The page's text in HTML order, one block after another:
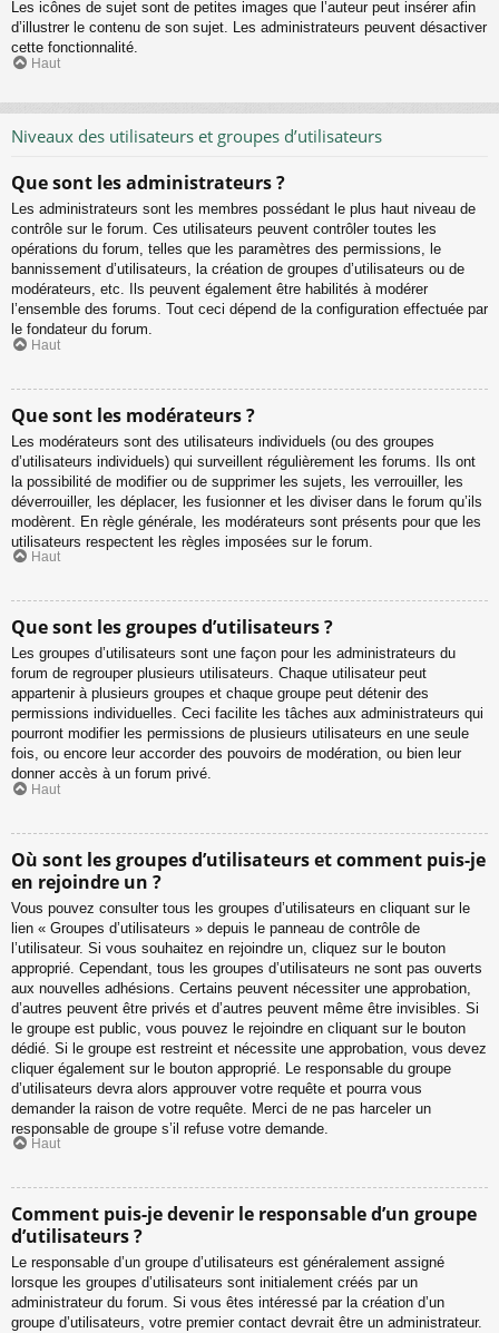
Les icônes de sujet sont de petites images que l’auteur peut insérer afin
d’illustrer le contenu de son sujet. Les administrateurs peuvent désactiver
cette fonctionnalité.
Haut
Niveaux des utilisateurs et groupes d’utilisateurs
Que sont les administrateurs ?
Les administrateurs sont les membres possédant le plus haut niveau de
contrôle sur le forum. Ces utilisateurs peuvent contrôler toutes les
opérations du forum, telles que les paramètres des permissions, le
bannissement d’utilisateurs, la création de groupes d’utilisateurs ou de
modérateurs, etc. Ils peuvent également être habilités à modérer
l’ensemble des forums. Tout ceci dépend de la configuration effectuée par
le fondateur du forum.
Haut
Que sont les modérateurs ?
Les modérateurs sont des utilisateurs individuels (ou des groupes
d’utilisateurs individuels) qui surveillent régulièrement les forums. Ils ont
la possibilité de modifier ou de supprimer les sujets, les verrouiller, les
déverrouiller, les déplacer, les fusionner et les diviser dans le forum qu’ils
modèrent. En règle générale, les modérateurs sont présents pour que les
utilisateurs respectent les règles imposées sur le forum.
Haut
Que sont les groupes d’utilisateurs ?
Les groupes d’utilisateurs sont une façon pour les administrateurs du
forum de regrouper plusieurs utilisateurs. Chaque utilisateur peut
appartenir à plusieurs groupes et chaque groupe peut détenir des
permissions individuelles. Ceci facilite les tâches aux administrateurs qui
pourront modifier les permissions de plusieurs utilisateurs en une seule
fois, ou encore leur accorder des pouvoirs de modération, ou bien leur
donner accès à un forum privé.
Haut
Où sont les groupes d’utilisateurs et comment puis-je
en rejoindre un ?
Vous pouvez consulter tous les groupes d’utilisateurs en cliquant sur le
lien « Groupes d’utilisateurs » depuis le panneau de contrôle de
l’utilisateur. Si vous souhaitez en rejoindre un, cliquez sur le bouton
approprié. Cependant, tous les groupes d’utilisateurs ne sont pas ouverts
aux nouvelles adhésions. Certains peuvent nécessiter une approbation,
d’autres peuvent être privés et d’autres peuvent même être invisibles. Si
le groupe est public, vous pouvez le rejoindre en cliquant sur le bouton
dédié. Si le groupe est restreint et nécessite une approbation, vous devez
cliquer également sur le bouton approprié. Le responsable du groupe
d’utilisateurs devra alors approuver votre requête et pourra vous
demander la raison de votre requête. Merci de ne pas harceler un
responsable de groupe s’il refuse votre demande.
Haut
Comment puis-je devenir le responsable d’un groupe
d’utilisateurs ?
Le responsable d’un groupe d’utilisateurs est généralement assigné
lorsque les groupes d’utilisateurs sont initialement créés par un
administrateur du forum. Si vous êtes intéressé par la création d’un
groupe d’utilisateurs, votre premier contact devrait être un administrateur.